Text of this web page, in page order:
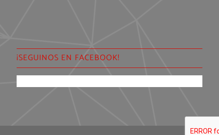
¡SEGUINOS EN FACEBOOK!